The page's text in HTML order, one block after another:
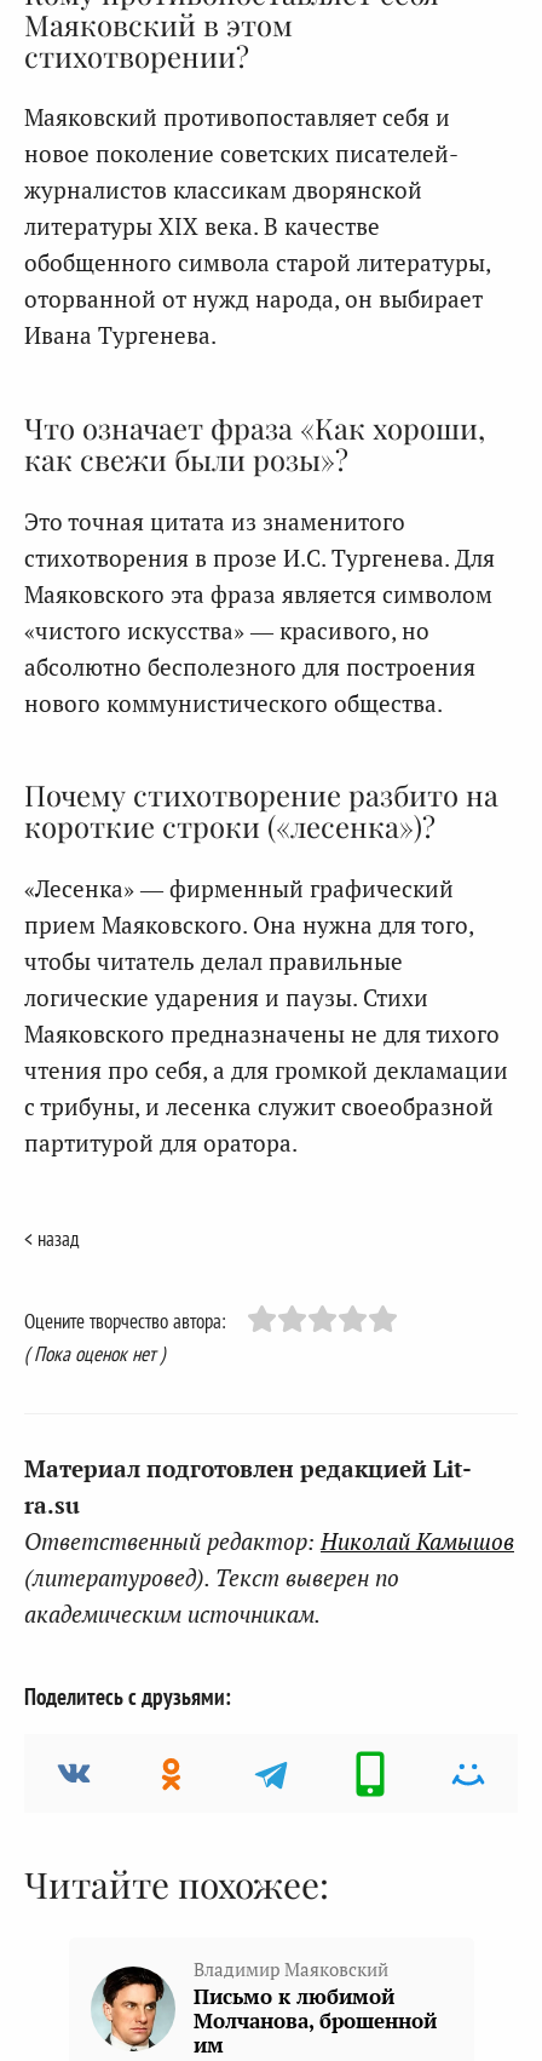
Маяковский в этом
стихотворении?
Маяковский противопоставляет себя и
новое поколение советских писателей-
журналистов классикам дворянской
литературы XIX века. В качестве
обобщенного символа старой литературы,
оторванной от нужд народа, он выбирает
Ивана Тургенева.
Что означает фраза «Как хороши,
как свежи были розы»?
Это точная цитата из знаменитого
стихотворения в прозе И.С. Тургенева. Для
Маяковского эта фраза является символом
«чистого искусства» — красивого, но
абсолютно бесполезного для построения
нового коммунистического общества.
Почему стихотворение разбито на
короткие строки («лесенка»)?
«Лесенка» — фирменный графический
прием Маяковского. Она нужна для того,
чтобы читатель делал правильные
логические ударения и паузы. Стихи
Маяковского предназначены не для тихого
чтения про себя, а для громкой декламации
с трибуны, и лесенка служит своеобразной
партитурой для оратора.
< назад
Оцените творчество автора:
( Пока оценок нет )
Материал подготовлен редакцией Lit-
ra.su
Ответственный редактор: Николай Камышов
(литературовед). Текст выверен по
академическим источникам.
Поделитесь с друзьями:
Читайте похожее:
Владимир Маяковский
Письмо к любимой
Молчанова, брошенной
им